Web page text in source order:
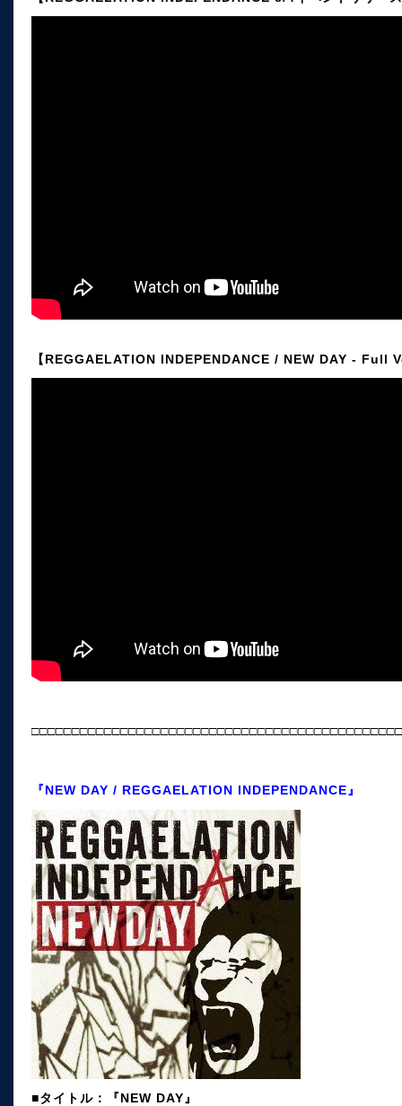
【REGGAELATION INDEPENDANCE / NEW DAY - Full
『NEW DAY / REGGAELATION INDEPENDANCE』
■タイトル：『NEW DAY』